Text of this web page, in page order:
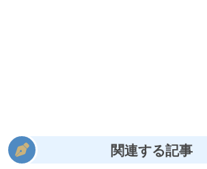
関連する記事